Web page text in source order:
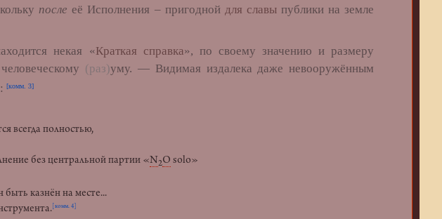
после её Исполнения – пригодной для славы публики на земле
некая «Краткая справка», по своему значению и размеру
(раз)уму. — Видимая издалека даже невооружённым
[комм. 3]
всегда полностью,
без центральной партии «N2O solo»
казнён на месте...
[комм. 4]